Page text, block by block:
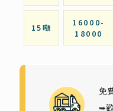
15噸
16000-
18000
免
➥